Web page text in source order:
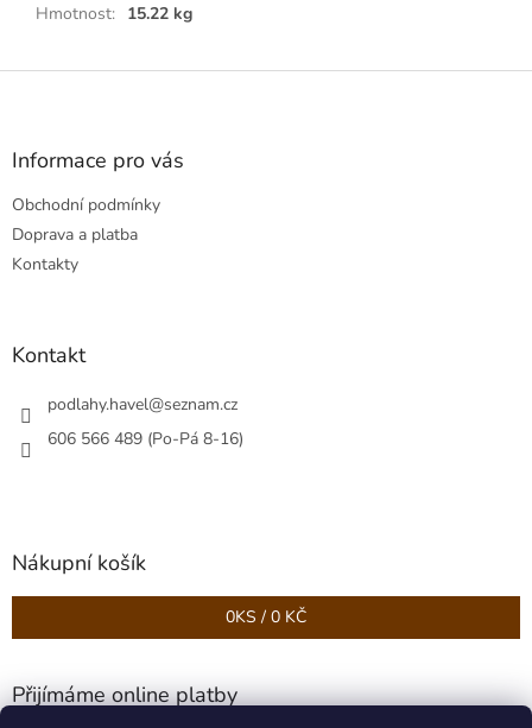
Hmotnost: 15.22 kg
Z
Informace pro vás
Obchodní podmínky
Doprava a platba
Kontakty
Kontakt
podlahy.havel@seznam.cz
606 566 489 (Po-Pá 8-16)
Nákupní košík
0KS / 0 KČ
Přijímáme online platby